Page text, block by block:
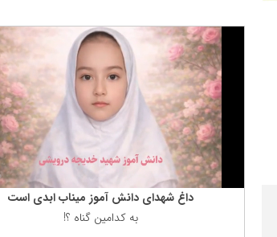
داغ شهدای دانش آموز میناب ابدی است
به كدامین گناه ؟!